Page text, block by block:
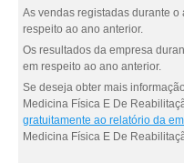
As vendas registadas durante
respeito ao ano anterior.
Os resultados da empresa
em respeito ao ano anterior.
Se deseja obter mais
Medicina Física E De
gratuitamente ao relatório da
Medicina Física E De